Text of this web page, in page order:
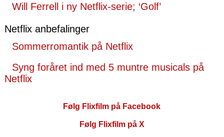
Will Ferrell i ny Netflix-serie; ‘Golf’
Netflix anbefalinger
Sommerromantik på Netflix
Syng foråret ind med 5 muntre musicals på
Netflix
Følg Flixfilm på Facebook
Følg Flixfilm på X